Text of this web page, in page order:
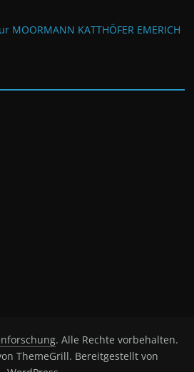
MOORMANN KATTHÖFER EMERICH
. Alle Rechte vorbehalten.
ThemeGrill. Bereitgestellt von